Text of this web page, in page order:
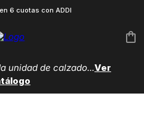
6 cuotas con ADDI
unidad de calzado...Ver